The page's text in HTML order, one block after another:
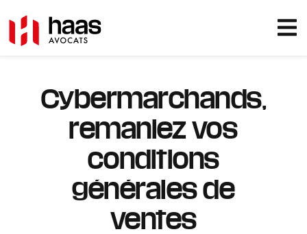
Cybermarchands,
remaniez vos
conditions
générales de
ventes